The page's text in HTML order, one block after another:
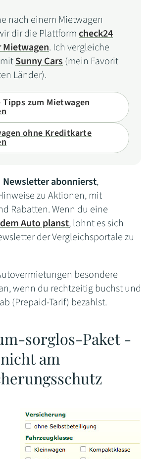
nach einem Mietwagen
dir die Plattformcheck24
. Ich vergleiche
Sunny Cars(mein Favorit
Länder).
Tipps zum Mietwagen
ohne Kreditkarte
Newsletter abonnierst,
zu Aktionen, mit
Rabatten. Wenn du eine
Auto planst, lohnt es sich
der Vergleichsportale zu
besondere
wenn du rechtzeitig buchst und
(Prepaid-Tarif) bezahlst.
sorglos-Paket -
am